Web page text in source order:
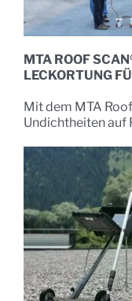
MTA ROOF
LECKORTUNG
Mit dem MTA
Undichtheiten auf